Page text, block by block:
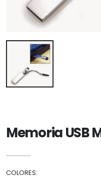
Memoria USB
COLORES: